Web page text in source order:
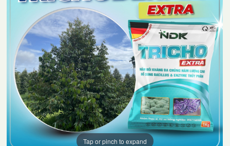
Tap or pinch to expand